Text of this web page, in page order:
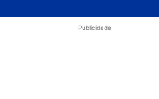
Publicidade